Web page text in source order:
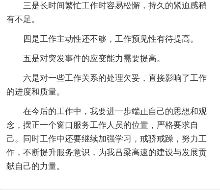
三是长时间繁忙工作时容易松懈，持久的紧迫感稍
有不足。
四是工作主动性还不够，工作预见性有待提高。
五是对突发事件的应变能力需要提高。
六是对一些工作关系的处理欠妥，直接影响了工作
的进度和质量。
在今后的工作中，我要进一步端正自己的思想和观
念，摆正一个窗口服务工作人员的位置，严格要求自
己。同时工作中还要继续加强学习，戒骄戒躁，努力工
作，不断提升服务意识，为我吕梁高速的建设与发展贡
献自己的力量。